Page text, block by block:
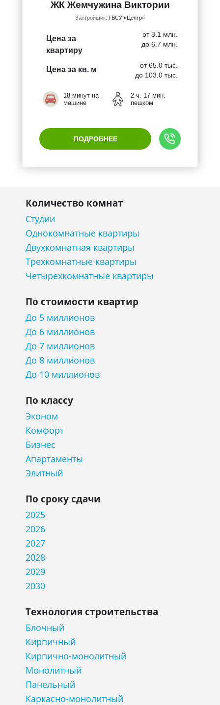
ЖК Жемчужина Виктории
Застройщик: ГВСУ «Центр»
Цена за
квартиру
от 3.1 млн.
до 6.7 млн.
Цена за кв. м
от 65.0 тыс.
до 103.0 тыс.
18 минут на
машине
2 ч. 17 мин.
пешком
ПОДРОБНЕЕ
Количество комнат
Студии
Однокомнатные квартиры
Двухкомнатная квартиры
Трехкомнатные квартиры
Четырехкомнатные квартиры
По стоимости квартир
До 5 миллионов
До 6 миллионов
До 7 миллионов
До 8 миллионов
До 10 миллионов
По классу
Эконом
Комфорт
Бизнес
Апартаменты
Элитный
По сроку сдачи
2025
2026
2027
2028
2029
2030
Технология строительства
Блочный
Кирпичный
Кирпично-монолитный
Монолитный
Панельный
Каркасно-монолитный